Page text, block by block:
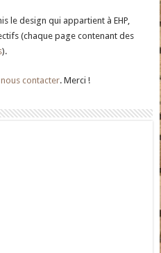
le design qui appartient à EHP,
(chaque page contenant des
).
nous contacter. Merci !